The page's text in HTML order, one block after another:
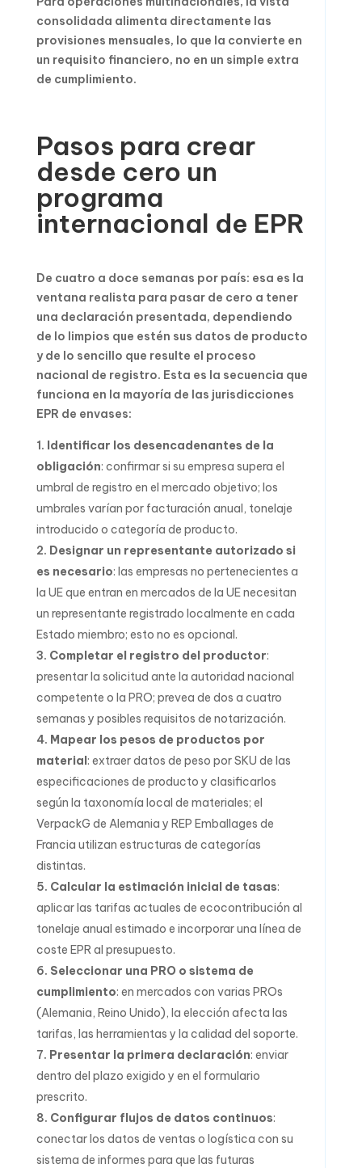
consolidada alimenta directamente las
provisiones mensuales, lo que la convierte en
un requisito financiero, no en un simple extra
de cumplimiento.
Pasos para crear
desde cero un
programa
internacional de EPR
De cuatro a doce semanas por país: esa es la
ventana realista para pasar de cero a tener
una declaración presentada, dependiendo
de lo limpios que estén sus datos de producto
y de lo sencillo que resulte el proceso
nacional de registro. Esta es la secuencia que
funciona en la mayoría de las jurisdicciones
EPR de envases:
Identificar los desencadenantes de la
obligación: confirmar si su empresa supera el
umbral de registro en el mercado objetivo; los
umbrales varían por facturación anual, tonelaje
introducido o categoría de producto.
Designar un representante autorizado si
es necesario: las empresas no pertenecientes a
la UE que entran en mercados de la UE necesitan
un representante registrado localmente en cada
Estado miembro; esto no es opcional.
Completar el registro del productor:
presentar la solicitud ante la autoridad nacional
competente o la PRO; prevea de dos a cuatro
semanas y posibles requisitos de notarización.
Mapear los pesos de productos por
material: extraer datos de peso por SKU de las
especificaciones de producto y clasificarlos
según la taxonomía local de materiales; el
VerpackG de Alemania y REP Emballages de
Francia utilizan estructuras de categorías
distintas.
Calcular la estimación inicial de tasas:
aplicar las tarifas actuales de ecocontribución al
tonelaje anual estimado e incorporar una línea de
coste EPR al presupuesto.
Seleccionar una PRO o sistema de
cumplimiento: en mercados con varias PROs
(Alemania, Reino Unido), la elección afecta las
tarifas, las herramientas y la calidad del soporte.
Presentar la primera declaración: enviar
dentro del plazo exigido y en el formulario
prescrito.
Configurar flujos de datos continuos:
conectar los datos de ventas o logística con su
sistema de informes para que las futuras